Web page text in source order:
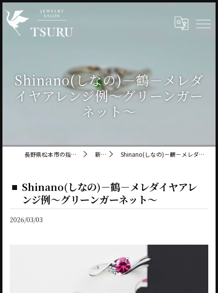
Shinano(しなの)－鶴－メレダ
イヤアレンジ例～グリーンガー
ネット～
長野県松本市の指輪ならジュエリーサロン鶴 新着情報 Shinano(しなの)－鶴－メレダイヤアレンジ例～グリーンガーネット～
Shinano(しなの)－鶴－メレダイヤアレ
ンジ例～グリーンガーネット～
2026/03/03